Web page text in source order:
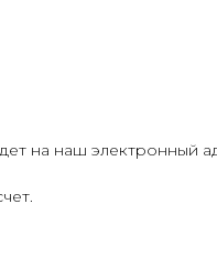
на наш электронный